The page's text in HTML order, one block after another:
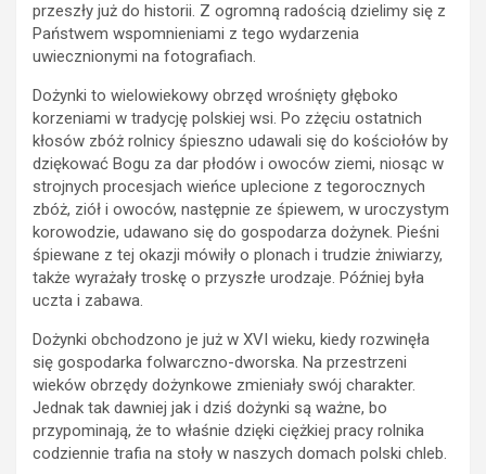
przeszły już do historii. Z ogromną radością dzielimy się z
Państwem wspomnieniami z tego wydarzenia
uwiecznionymi na fotografiach.
Dożynki to wielowiekowy obrzęd wrośnięty głęboko
korzeniami w tradycję polskiej wsi. Po zżęciu ostatnich
kłosów zbóż rolnicy śpieszno udawali się do kościołów by
dziękować Bogu za dar płodów i owoców ziemi, niosąc w
strojnych procesjach wieńce uplecione z tegorocznych
zbóż, ziół i owoców, następnie ze śpiewem, w uroczystym
korowodzie, udawano się do gospodarza dożynek. Pieśni
śpiewane z tej okazji mówiły o plonach i trudzie żniwiarzy,
także wyrażały troskę o przyszłe urodzaje. Później była
uczta i zabawa.
Dożynki obchodzono je już w XVI wieku, kiedy rozwinęła
się gospodarka folwarczno-dworska. Na przestrzeni
wieków obrzędy dożynkowe zmieniały swój charakter.
Jednak tak dawniej jak i dziś dożynki są ważne, bo
przypominają, że to właśnie dzięki ciężkiej pracy rolnika
codziennie trafia na stoły w naszych domach polski chleb.